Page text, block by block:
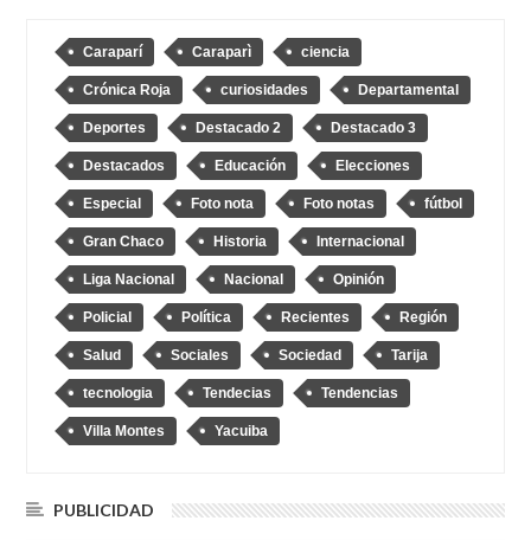
Caraparí Caraparì ciencia
Crónica Roja curiosidades Departamental
Deportes Destacado 2 Destacado 3
Destacados Educación Elecciones
Especial Foto nota Foto notas fútbol
Gran Chaco Historia Internacional
Liga Nacional Nacional Opinión
Policial Política Recientes Región
Salud Sociales Sociedad Tarija
tecnologia Tendecias Tendencias
Villa Montes Yacuiba
PUBLICIDAD